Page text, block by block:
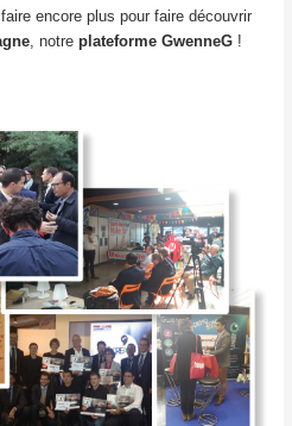
encore plus pour faire découvrir
, notre plateforme GwenneG!